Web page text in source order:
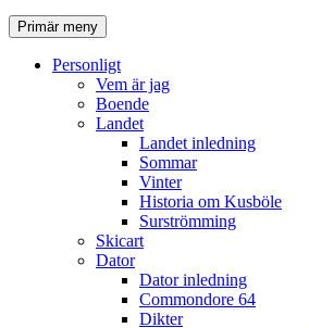
SökPrimär meny
Personligt
Vem är jag
Boende
Landet
Landet inledning
Sommar
Vinter
Historia om Kusböle
Surströmming
Skicart
Dator
Dator inledning
Commondore 64
Dikter